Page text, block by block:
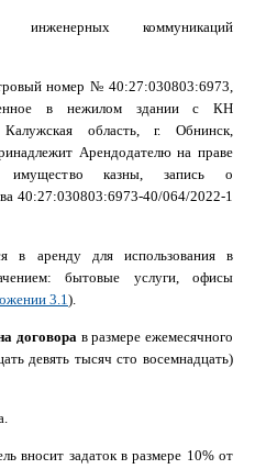
коммуникаций
номер № 40:27:030803:6973,
в нежилом здании с КН
область, г. Обнинск,
Арендодателю на праве
имущество казны, запись о
40:27:030803:6973-40/064/2022-1
в аренду для использования в
бытовые услуги, офисы
3.1).
договорав размере ежемесячного
девять тысяч сто восемнадцать)
вносит задаток в размере 10% от